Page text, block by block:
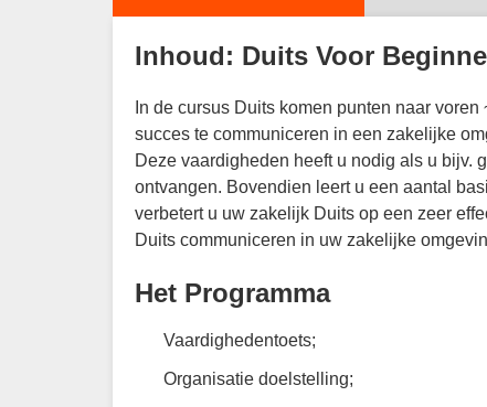
Inhoud: Duits Voor
In de cursus Duits komen punten naar
succes te communiceren in een zakelijke
Deze vaardigheden heeft u nodig als u bijv.
ontvangen. Bovendien leert u een aantal
verbetert u uw zakelijk Duits op een zeer
Duits communiceren in uw zakelijke
Het Programma
Vaardighedentoets;
Organisatie doelstelling;